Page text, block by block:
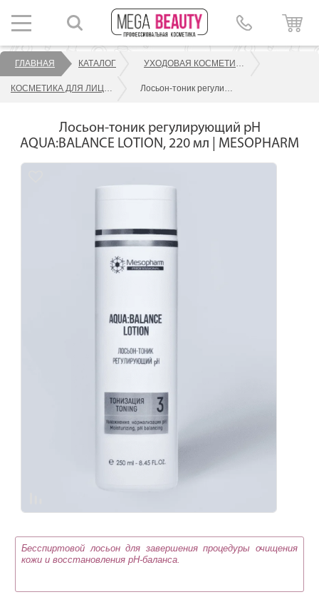
ГЛАВНАЯ КАТАЛОГ УХОДОВАЯ КОСМЕТИКА ДЛЯ ЛИЦА
КОСМЕТИКА ДЛЯ ЛИЦА MESOPHARM Лосьон-тоник регулирующий рН AQUA:BALANCE LOTION, 220 мл | MESOPHARM
Лосьон-тоник регулирующий рН
AQUA:BALANCE LOTION, 220 мл | MESOPHARM
Бесспиртовой лосьон для завершения процедуры очищения
кожи и восстановления pH-баланса.